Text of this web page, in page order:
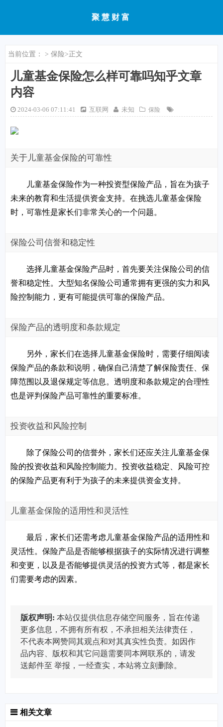
聚慧财富
当前位置： > 保险>正文
儿童基金保险怎么样可靠吗知乎文章
内容
2024-03-06 07:11:41 互联网 未知 保险
关于儿童基金保险的可靠性
儿童基金保险作为一种投资型保险产品，旨在为孩子
未来的教育和生活提供资金支持。在挑选儿童基金保险
时，可靠性是家长们非常关心的一个问题。
保险公司信誉和稳定性
选择儿童基金保险产品时，首先要关注保险公司的信
誉和稳定性。大型知名保险公司通常拥有更强的实力和风
险控制能力，更有可能提供可靠的保险产品。
保险产品的透明度和条款规定
另外，家长们在选择儿童基金保险时，需要仔细阅读
保险产品的条款和说明，确保自己清楚了解保险责任、保
障范围以及退保规定等信息。透明度和条款规定的合理性
也是评判保险产品可靠性的重要标准。
投资收益和风险控制
除了保险公司的信誉外，家长们还应关注儿童基金保
险的投资收益和风险控制能力。投资收益稳定、风险可控
的保险产品更有利于为孩子的未来提供资金支持。
儿童基金保险的适用性和灵活性
最后，家长们还需考虑儿童基金保险产品的适用性和
灵活性。保险产品是否能够根据孩子的实际情况进行调整
和变更，以及是否能够提供灵活的投资方式等，都是家长
们需要考虑的因素。
版权声明: 本站仅提供信息存储空间服务，旨在传递
更多信息，不拥有所有权，不承担相关法律责任，
不代表本网赞同其观点和对其真实性负责。如因作
品内容、版权和其它问题需要同本网联系的，请发
送邮件至 举报，一经查实，本站将立刻删除。
相关文章